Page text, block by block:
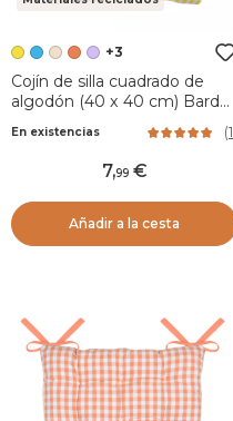
+3
Cojín de silla cuadrado de
algodón (40 x 40 cm) Bardot
En existencias (1
7,99
Añadir a la cesta